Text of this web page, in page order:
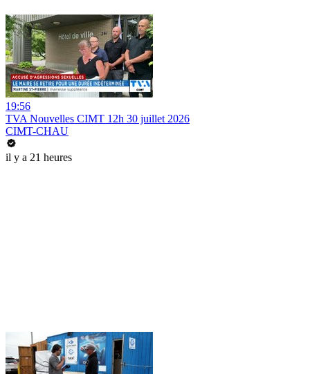
19:56
TVA Nouvelles CIMT 12h 30 juillet 2026
CIMT-CHAU
il y a 21 heures